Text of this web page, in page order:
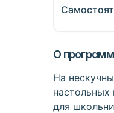
О
На
для